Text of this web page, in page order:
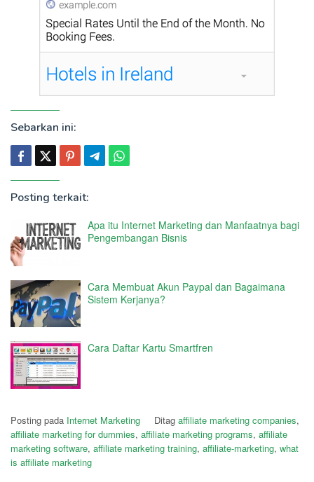
Sebarkan ini:
Posting terkait:
Apa itu Internet Marketing dan Manfaatnya bagi
Pengembangan Bisnis
Cara Membuat Akun Paypal dan Bagaimana
Sistem Kerjanya?
Cara Daftar Kartu Smartfren
Posting pada Internet Marketing Ditag affiliate marketing companies,
affiliate marketing for dummies, affiliate marketing programs, affiliate
marketing software, affiliate marketing training, affiliate-marketing, what
is affiliate marketing